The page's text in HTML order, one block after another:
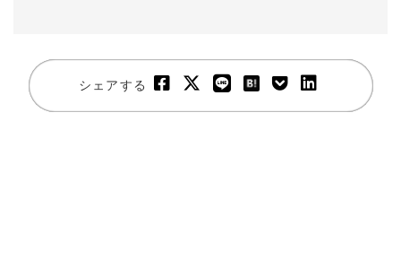
シェアする